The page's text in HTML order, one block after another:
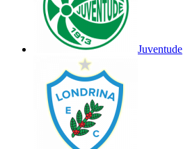
Juventude